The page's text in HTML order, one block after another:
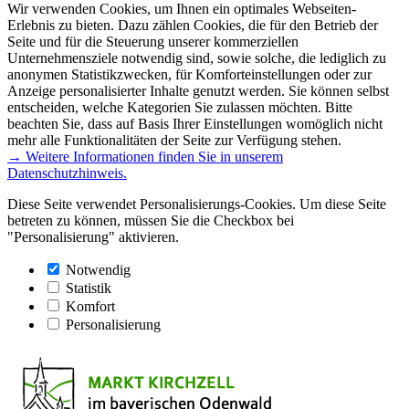
Wir verwenden Cookies, um Ihnen ein optimales Webseiten-
Erlebnis zu bieten. Dazu zählen Cookies, die für den Betrieb der
Seite und für die Steuerung unserer kommerziellen
Unternehmensziele notwendig sind, sowie solche, die lediglich zu
anonymen Statistikzwecken, für Komforteinstellungen oder zur
Anzeige personalisierter Inhalte genutzt werden. Sie können selbst
entscheiden, welche Kategorien Sie zulassen möchten. Bitte
beachten Sie, dass auf Basis Ihrer Einstellungen womöglich nicht
mehr alle Funktionalitäten der Seite zur Verfügung stehen.
→ Weitere Informationen finden Sie in unserem
Datenschutzhinweis.
Diese Seite verwendet Personalisierungs-Cookies. Um diese Seite
betreten zu können, müssen Sie die Checkbox bei
"Personalisierung" aktivieren.
Notwendig
Statistik
Komfort
Personalisierung